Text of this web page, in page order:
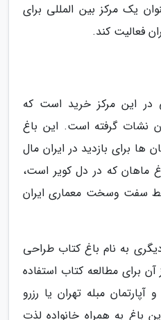
یک مرکز بین المللی برای
فعالیت کند.
در این مرکز خرید است که
نشات گرفته است. این باغ
ها برای بازدید در ایران مال
ماهان که در دل کویر است،
سفت وسخت معماری ایران
به نام باغ کتاب طراحی
برای مطالعه کتاب استفاده
آپارتمان مبله تهران یا رزرو
باغ به همراه خانواده لذت